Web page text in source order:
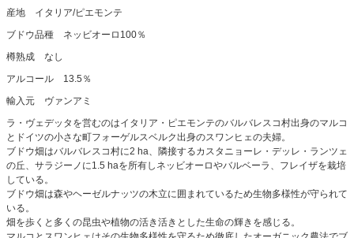
産地 イタリア/ピエモンテ
ブドウ品種 ネッビオーロ100％
樽熟成 なし
アルコール 13.5％
輸入元 ヴァンアミ
ラ・ヴェデッタを営むのはイタリア・ピエモンテのバルバレスコ村出身のマルコ
とドイツの小さな町フォーゲルスベルク出身のスワンヒェの夫婦。
ブドウ畑はバルバレスコ村に2 ha、隣接するカスタニョーレ・デッレ・ランツェ
の丘、サラジーノに1.5 haを所有しネッビオーロやバルベーラ、フレイザを栽培
している。
ブドウ畑は森やヘーゼルナッツの木立に囲まれているため生物多様性が守られて
いる。
畑を歩くと多くの昆虫や植物の活き活きとした生命の輝きを感じる。